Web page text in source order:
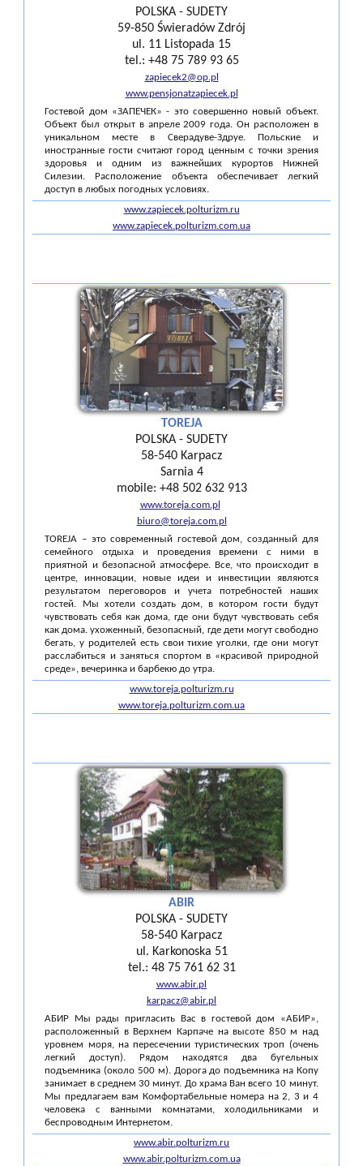
POLSKA - SUDETY
59-850 Świeradów Zdrój
ul. 11 Listopada 15
tel.: +48 75 789 93 65
zapiecek2@op.pl
www.pensjonatzapiecek.pl
Гостевой дом «ЗАПЕЧЕК» - это совершенно новый объект.
Объект был открыт в апреле 2009 года. Он расположен в
уникальном месте в Сверадуве-Здруе. Польские и
иностранные гости считают город ценным с точки зрения
здоровья и одним из важнейших курортов Нижней
Силезии. Расположение объекта обеспечивает легкий
доступ в любых погодных условиях.
www.zapiecek.polturizm.ru
www.zapiecek.polturizm.com.ua
TOREJA
POLSKA - SUDETY
58-540 Karpacz
Sarnia 4
mobile: +48 502 632 913
www.toreja.com.pl
biuro@toreja.com.pl
TOREJA – это современный гостевой дом, созданный для
семейного отдыха и проведения времени с ними в
приятной и безопасной атмосфере. Все, что происходит в
центре, инновации, новые идеи и инвестиции являются
результатом переговоров и учета потребностей наших
гостей. Мы хотели создать дом, в котором гости будут
чувствовать себя как дома, где они будут чувствовать себя
как дома. ухоженный, безопасный, где дети могут свободно
бегать, у родителей есть свои тихие уголки, где они могут
расслабиться и заняться спортом в «красивой природной
среде», вечеринка и барбекю до утра.
www.toreja.polturizm.ru
www.toreja.polturizm.com.ua
ABIR
POLSKA - SUDETY
58-540 Karpacz
ul. Karkonoska 51
tel.: 48 75 761 62 31
www.abir.pl
karpacz@abir.pl
АБИР Мы рады пригласить Вас в гостевой дом «АБИР»,
расположенный в Верхнем Карпаче на высоте 850 м над
уровнем моря, на пересечении туристических троп (очень
легкий доступ). Рядом находятся два бугельных
подъемника (около 500 м). Дорога до подъемника на Копу
занимает в среднем 30 минут. До храма Ван всего 10 минут.
Мы предлагаем вам Комфортабельные номера на 2, 3 и 4
человека с ванными комнатами, холодильниками и
беспроводным Интернетом.
www.abir.polturizm.ru
www.abir.polturizm.com.ua